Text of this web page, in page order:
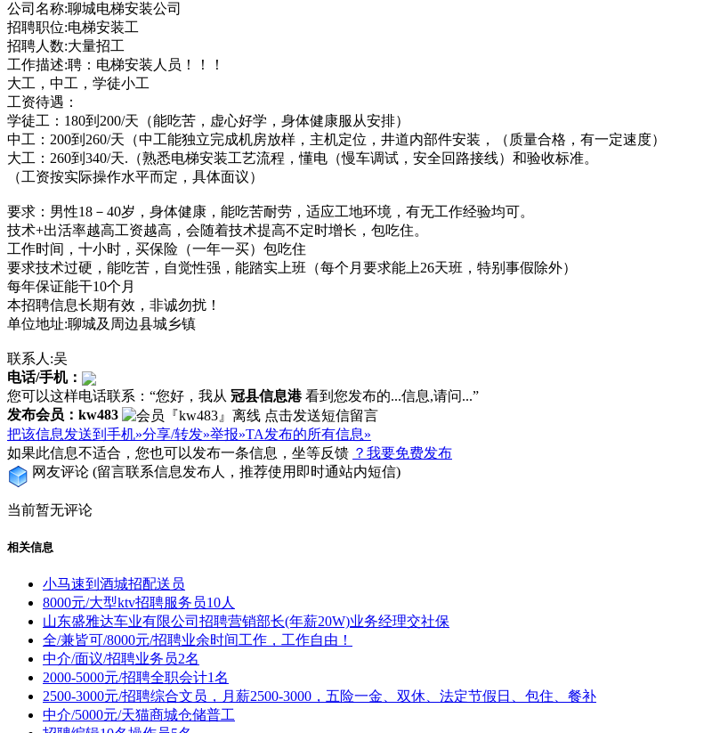
公司名称:聊城电梯安装公司
招聘职位:电梯安装工
招聘人数:大量招工
工作描述:聘：电梯安装人员！！！
大工，中工，学徒小工
工资待遇：
学徒工：180到200/天（能吃苦，虚心好学，身体健康服从安排）
中工：200到260/天（中工能独立完成机房放样，主机定位，井道内部件安装，（质量合格，有一定速度）
大工：260到340/天.（熟悉电梯安装工艺流程，懂电（慢车调试，安全回路接线）和验收标准。
（工资按实际操作水平而定，具体面议）
要求：男性18－40岁，身体健康，能吃苦耐劳，适应工地环境，有无工作经验均可。
技术+出活率越高工资越高，会随着技术提高不定时增长，包吃住。
工作时间，十小时，买保险（一年一买）包吃住
要求技术过硬，能吃苦，自觉性强，能踏实上班（每个月要求能上26天班，特别事假除外）
每年保证能干10个月
本招聘信息长期有效，非诚勿扰！
单位地址:聊城及周边县城乡镇
联系人:吴
电话/手机：
您可以这样电话联系：“您好，我从 冠县信息港看到您发布的...信息,请问...”
发布会员：kw483
把该信息发送到手机»分享/转发»举报»TA发布的所有信息»
如果此信息不适合，您也可以发布一条信息，坐等反馈 ？我要免费发布
网友评论 (留言联系信息发布人，推荐使用即时通站内短信)
当前暂无评论
相关信息
小马速到酒城招配送员
8000元/大型ktv招聘服务员10人
山东盛雅达车业有限公司招聘营销部长(年薪20W)业务经理交社保
全/兼皆可/8000元/招聘业余时间工作，工作自由！
中介/面议/招聘业务员2名
2000-5000元/招聘全职会计1名
2500-3000元/招聘综合文员，月薪2500-3000，五险一金、双休、法定节假日、包住、餐补
中介/5000元/天猫商城仓储普工